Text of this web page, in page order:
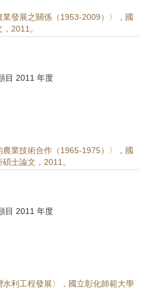
業發展之關係（1953-2009）〉，國
2011。
目 2011 年度
農業技術合作（1965-1975）〉，國
士論文，2011。
目 2011 年度
水利工程發展〉，國立彰化師範大學